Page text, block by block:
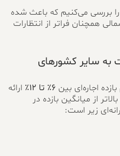
را بررسی می‌کنیم که باعث شده
همچنان فراتر از انتظارات
به سایر کشورهای
اجاره‌ای بین ۶٪ تا ۱۲٪
ارائه
از میانگین بازده در
زیر است: